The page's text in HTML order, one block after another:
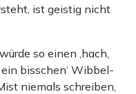
ist geistig nicht
so einen ‚hach,
bisschen‘ Wibbel-
niemals schreiben,